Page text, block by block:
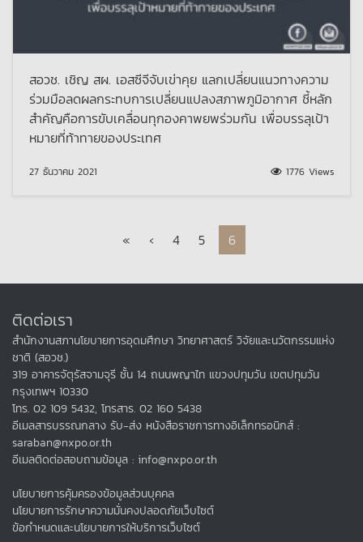
สอวช. เชิญ สผ. เอสซีจีจับเข่าคุย แลกเปลี่ยนแนวทางความ
ร่วมมือลดผลกระทบการเปลี่ยนแปลงสภาพภูมิอากาศ ชี้หลัก
สำคัญคือการขับเคลื่อนทุกองคาพยพร่วมกัน เพื่อบรรลุเป้า
หมายที่ท้าทายของประเทศ
27 ธันวาคม 2021 1776 Views
« ‹ Page
4 Page
5 Current Page
6
ติดต่อเรา
สำนักงานสภานโยบายการอุดมศึกษา วิทยาศาสตร์ วิจัยและนวัตกรรมแห่ง
ชาติ (สอวช.)
319 อาคารจัตุรัสจามจุรี ชั้น 14 ถนนพญาไท แขวงปทุมวัน เขตปทุมวัน
กรุงเทพฯ 10330
โทร. 02 109 5432, โทรสาร. 02 160 5438
อีเมลสารบรรณกลาง รับ-ส่ง หนังสือราชการทางอิเล็กทรอนิกส์ :
saraban@nxpo.or.th
อีเมลติดต่อสอบถามข้อมูล : info@nxpo.or.th
นโยบายการคุ้มครองข้อมูลส่วนบุคคล
นโยบายการรักษาความมั่นคงปลอดภัยเว็บไซต์
ข้อกำหนดและนโยบายการให้บริการเว็บไซต์